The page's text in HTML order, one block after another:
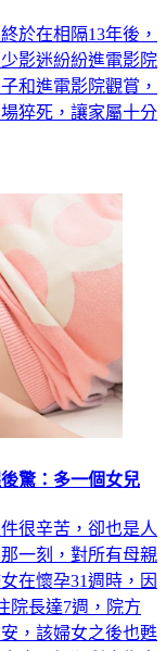
於在相隔13年後，
影迷紛紛進電影院
和進電影院觀賞，
猝死，讓家屬十分
驚：多一個女兒
很辛苦，卻也是人
一刻，對所有母親
在懷孕31週時，因
院長達7週，院方
，該婦女之後也甦